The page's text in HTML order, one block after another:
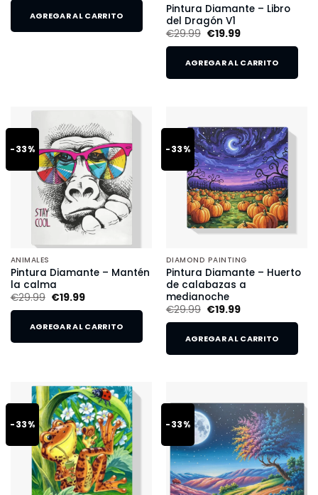
AGREGAR AL CARRITO
Pintura Diamante – Libro
del Dragón V1
€29.99 €19.99
AGREGAR AL CARRITO
-33%
ANIMALES
Pintura Diamante – Mantén
la calma
€29.99 €19.99
AGREGAR AL CARRITO
-33%
DIAMOND PAINTING
Pintura Diamante – Huerto
de calabazas a
medianoche
€29.99 €19.99
AGREGAR AL CARRITO
-33% -33%